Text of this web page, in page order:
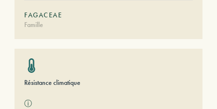
FAGACEAE
Famille
Résistance climatique
ⓘ